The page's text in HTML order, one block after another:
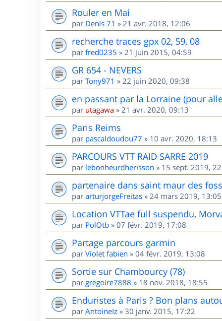
Rouler en Mai
par Denis 71 » 21 avr. 2018, 12:06
recherche traces gpx 02, 59, 08
par fred0235 » 21 juin 2015, 04:59
GR 654 - NEVERS
par Tony971 » 22 juin 2020, 09:38
en passant par la Lorraine (pour
par utagawa » 21 avr. 2020, 09:13
Paris Reims
par pascaldoudou77 » 10 avr. 2020, 18:13
PARCOURS VTT RAID SARRE 2019
par lebonheurdherisson » 15 sept. 2019,
partenaire dans saint maur des
par arturjorgeFreitas » 24 mars 2019, 13:05
Location VTTae full suspendu,
par PolOtb » 07 févr. 2019, 17:08
Partage parcours garmin
par Violet fabien » 04 févr. 2019, 13:08
Sortie sur Chambourcy (78)
par gregoire7888 » 18 nov. 2018, 18:55
Enduristes à Paris ? Bon plans
par AntoineIz » 30 janv. 2015, 17:22